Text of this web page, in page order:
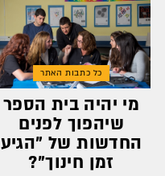
כל כתבות האתר
מי יהיה בית הספר
שיהפוך לפנים
החדשות של "הגיע
זמן חינוך"?